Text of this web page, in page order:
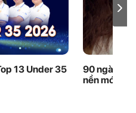
13 Under 35
90 ngày
nền móng